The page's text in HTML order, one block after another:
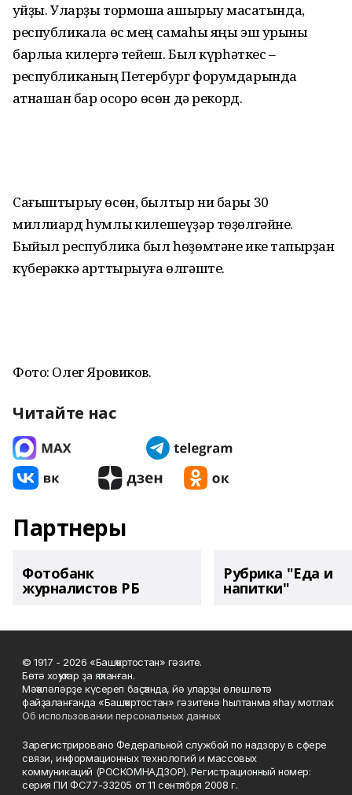
ҡуйҙы. Уларҙы тормошҡа ашырыу маҡсатында,
республикала өс мең самаһы яңы эш урыны
барлыҡҡа килергә тейеш. Был күрһәткес –
республиканың Петербург форумдарында
ҡатнашҡан бар осоро өсөн дә рекорд.
Сағыштырыу өсөн, былтыр ни бары 30
миллиард һумлыҡ килешеүҙәр төҙөлгәйне.
Быйыл республика был һөҙөмтәне ике тапҡырҙан
күберәккә арттырыуға өлгәште.
Фото: Олег Яровиков.
Читайте нас
Партнеры
Фотобанк
журналистов РБ
Рубрика "Еда и
напитки"
© 1917 - 2026 «Башҡортостан» гәзите.
Бөтә хоҡуҡтар ҙа яҡланған.
Мәҡәләләрҙе күсереп баҫҡанда, йә уларҙы өлөшләтә
файҙаланғанда «Башҡортостан» гәзитенә һылтанма яһау мотлаҡ.
Об использовании персональных данных
Зарегистрировано Федеральной службой по надзору в сфере
связи, информационных технологий и массовых
коммуникаций (РОСКОМНАДЗОР). Регистрационный номер:
серия ПИ ФС77-33205 от 11 сентября 2008 г.